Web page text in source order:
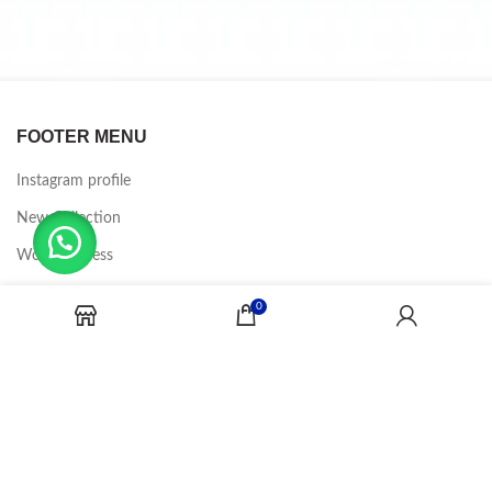
FOOTER MENU
Instagram profile
New Collection
Woman Dress
Latest News
0